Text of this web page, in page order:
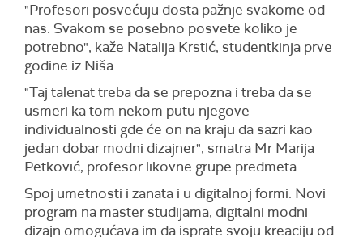
"Profesori posvećuju dosta pažnje svakome od
nas. Svakom se posebno posvete koliko je
potrebno", kaže Natalija Krstić, studentkinja prve
godine iz Niša.
"Taj talenat treba da se prepozna i treba da se
usmeri ka tom nekom putu njegove
individualnosti gde će on na kraju da sazri kao
jedan dobar modni dizajner", smatra Mr Marija
Petković, profesor likovne grupe predmeta.
Spoj umetnosti i zanata i u digitalnoj formi. Novi
program na master studijama, digitalni modni
dizajn omogućava im da isprate svoju kreaciju od